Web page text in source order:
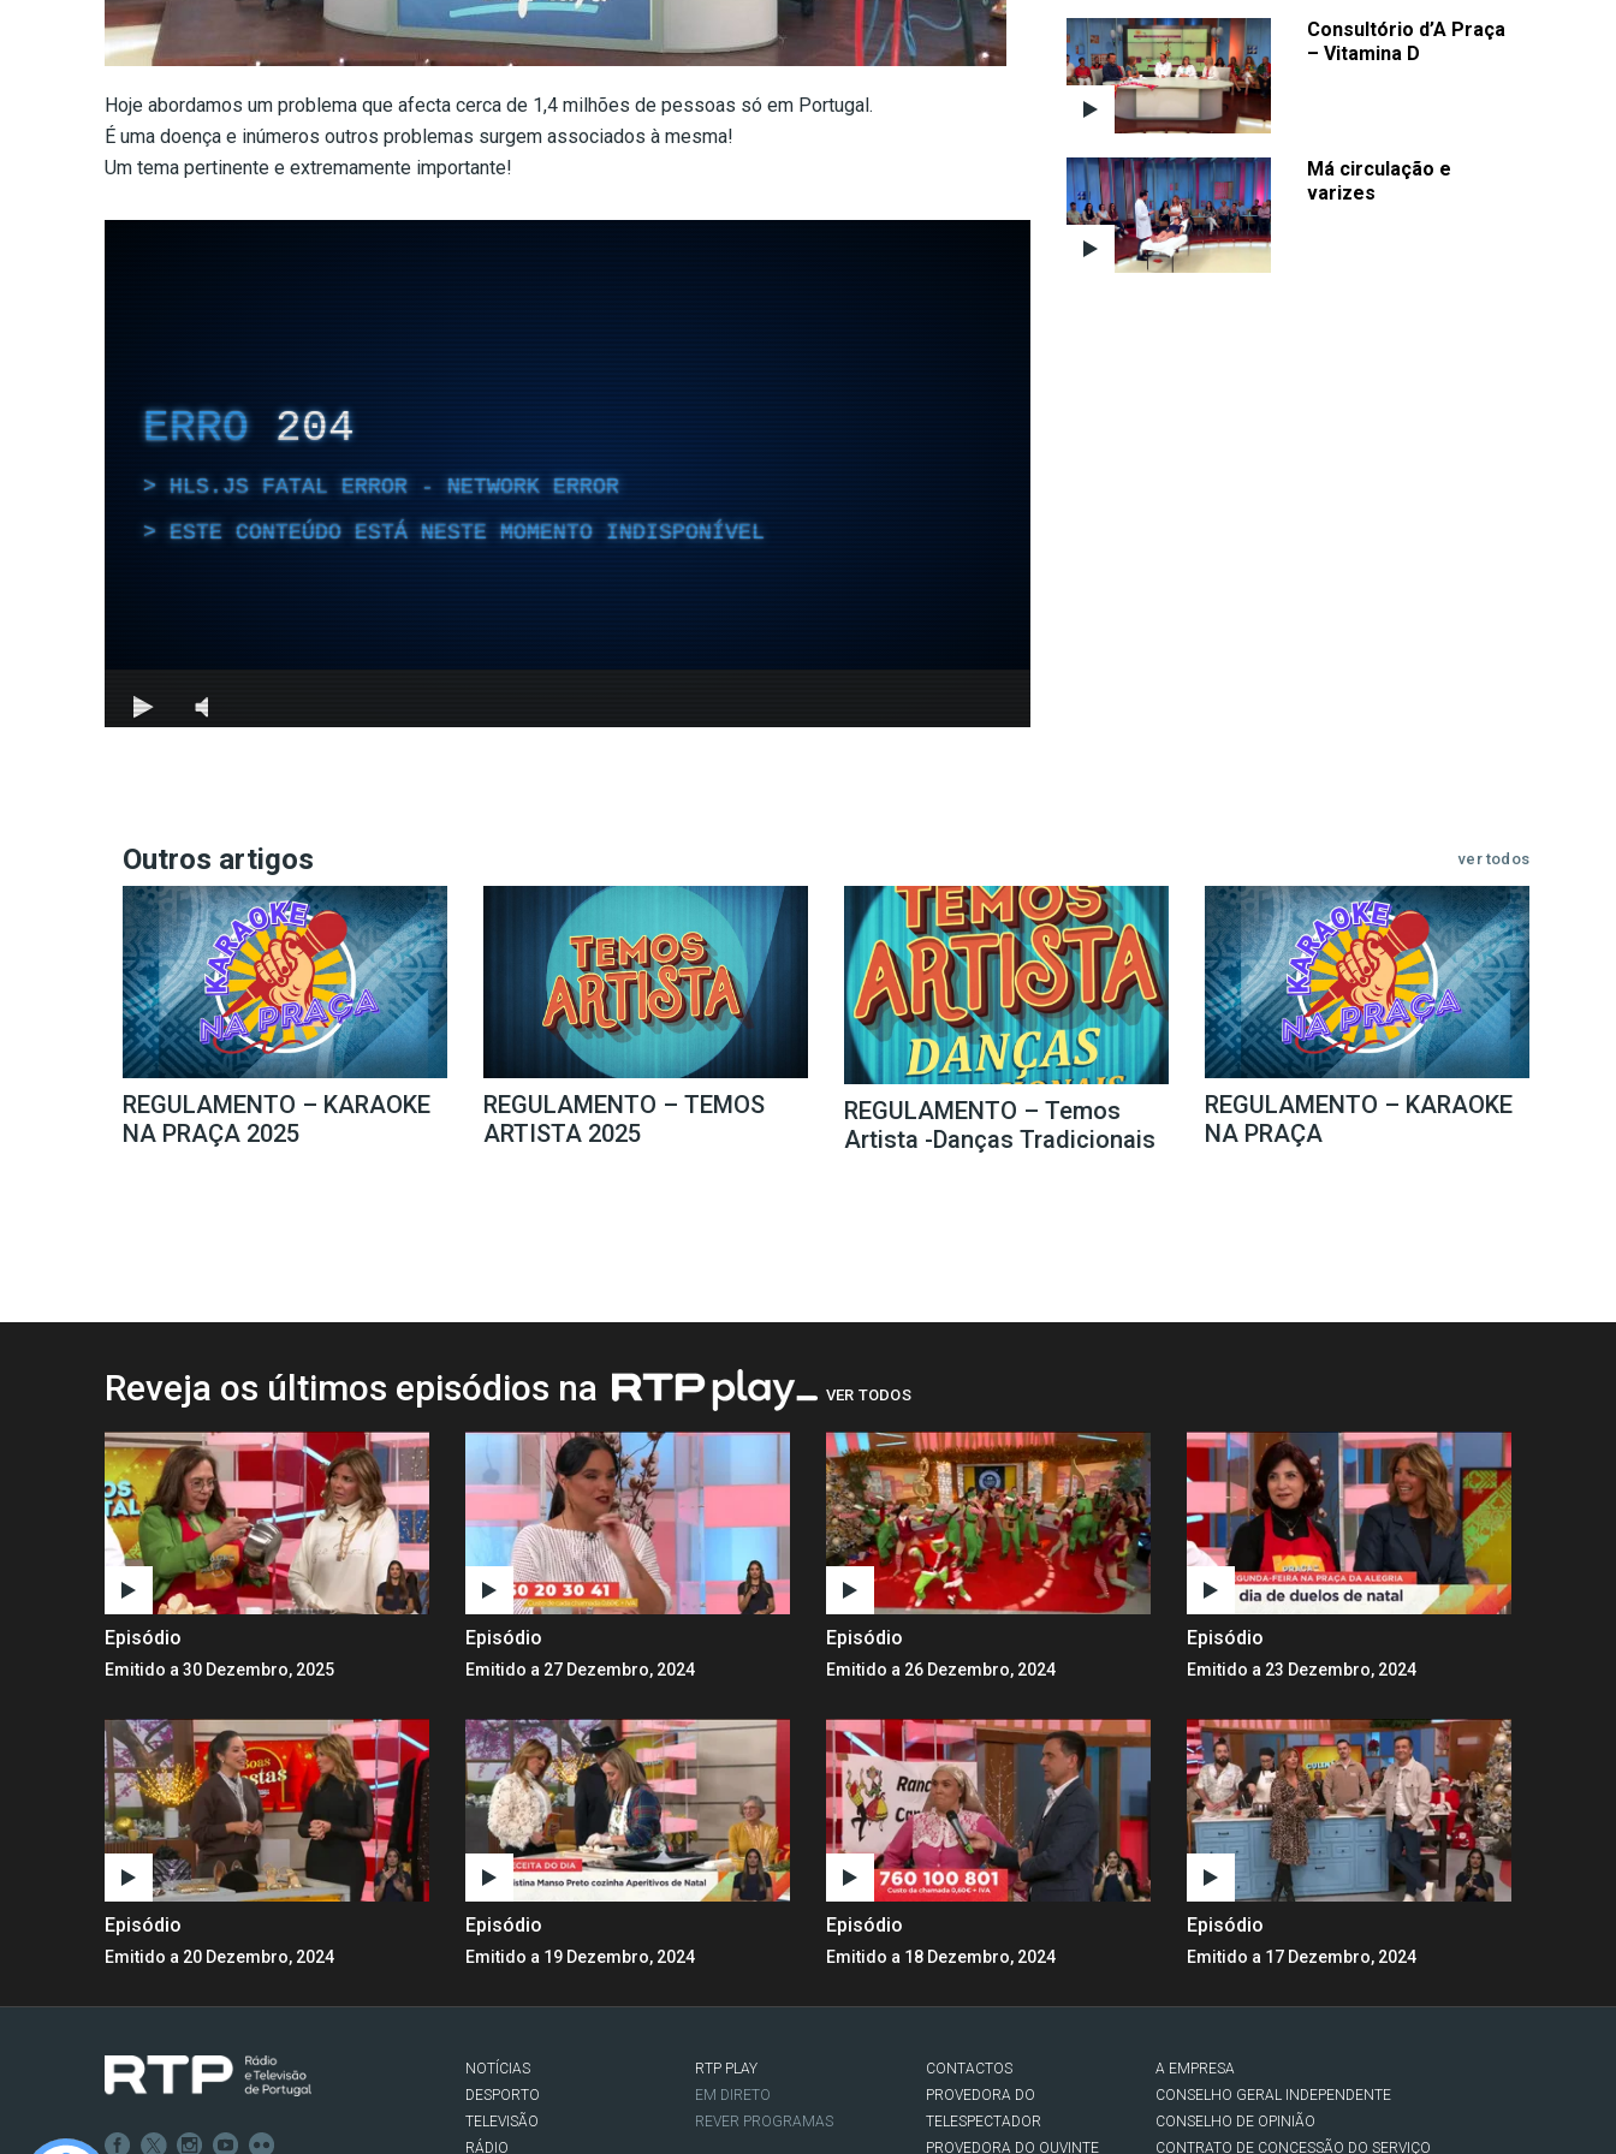
Hoje abordamos um problema que afecta cerca de 1,4 milhões de pessoas só em Portugal.
É uma doença e inúmeros outros problemas surgem associados à mesma!
Um tema pertinente e extremamente importante!
Consultório d’A Praça
– Vitamina D
Má circulação e
varizes
Outros artigos ver todos
REGULAMENTO – KARAOKE
NA PRAÇA 2025
REGULAMENTO – TEMOS
ARTISTA 2025
REGULAMENTO – Temos
Artista -Danças Tradicionais
REGULAMENTO – KARAOKE
NA PRAÇA
Reveja os últimos episódios na VER TODOS
Episódio
Emitido a 30 Dezembro, 2025
Episódio
Emitido a 27 Dezembro, 2024
Episódio
Emitido a 26 Dezembro, 2024
Episódio
Emitido a 23 Dezembro, 2024
Episódio
Emitido a 20 Dezembro, 2024
Episódio
Emitido a 19 Dezembro, 2024
Episódio
Emitido a 18 Dezembro, 2024
Episódio
Emitido a 17 Dezembro, 2024
NOTÍCIAS
DESPORTO
TELEVISÃO
RÁDIO
RTP PLAY
EM DIRETO
REVER PROGRAMAS
CONTACTOS
PROVEDORA DO
TELESPECTADOR
PROVEDORA DO OUVINTE
A EMPRESA
CONSELHO GERAL INDEPENDENTE
CONSELHO DE OPINIÃO
CONTRATO DE CONCESSÃO DO SERVIÇO